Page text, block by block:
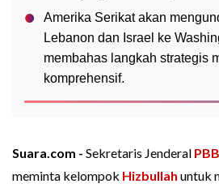
Amerika Serikat akan
Lebanon dan Israel ke
membahas langkah strategis
komprehensif.
Suara.com - Sekretaris Jenderal PBB
meminta kelompok Hizbullah untuk